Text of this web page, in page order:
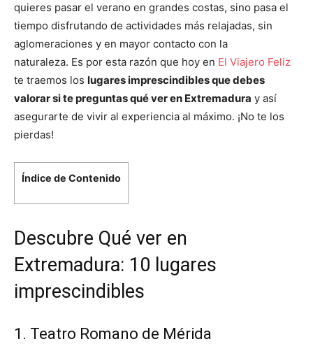
quieres pasar el verano en grandes costas, sino pasa el
tiempo disfrutando de actividades más relajadas, sin
aglomeraciones y en mayor contacto con la
naturaleza. Es por esta razón que hoy en El Viajero Feliz
te traemos los lugares imprescindibles que debes
valorar si te preguntas qué ver en Extremadura y así
asegurarte de vivir al experiencia al máximo. ¡No te los
pierdas!
Índice de Contenido
Descubre Qué ver en
Extremadura: 10 lugares
imprescindibles
1. Teatro Romano de Mérida